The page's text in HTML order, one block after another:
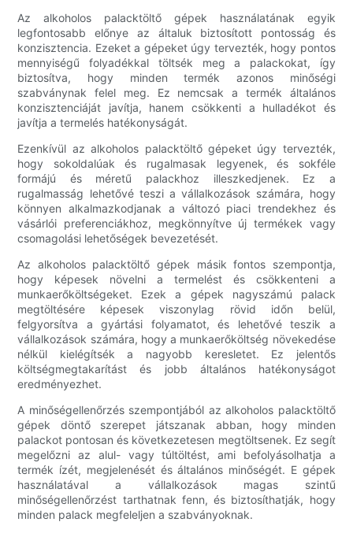
Az alkoholos palacktöltő gépek használatának egyik
legfontosabb előnye az általuk biztosított pontosság és
konzisztencia. Ezeket a gépeket úgy tervezték, hogy pontos
mennyiségű folyadékkal töltsék meg a palackokat, így
biztosítva, hogy minden termék azonos minőségi
szabványnak felel meg. Ez nemcsak a termék általános
konzisztenciáját javítja, hanem csökkenti a hulladékot és
javítja a termelés hatékonyságát.
Ezenkívül az alkoholos palacktöltő gépeket úgy tervezték,
hogy sokoldalúak és rugalmasak legyenek, és sokféle
formájú és méretű palackhoz illeszkedjenek. Ez a
rugalmasság lehetővé teszi a vállalkozások számára, hogy
könnyen alkalmazkodjanak a változó piaci trendekhez és
vásárlói preferenciákhoz, megkönnyítve új termékek vagy
csomagolási lehetőségek bevezetését.
Az alkoholos palacktöltő gépek másik fontos szempontja,
hogy képesek növelni a termelést és csökkenteni a
munkaerőköltségeket. Ezek a gépek nagyszámú palack
megtöltésére képesek viszonylag rövid időn belül,
felgyorsítva a gyártási folyamatot, és lehetővé teszik a
vállalkozások számára, hogy a munkaerőköltség növekedése
nélkül kielégítsék a nagyobb keresletet. Ez jelentős
költségmegtakarítást és jobb általános hatékonyságot
eredményezhet.
A minőségellenőrzés szempontjából az alkoholos palacktöltő
gépek döntő szerepet játszanak abban, hogy minden
palackot pontosan és következetesen megtöltsenek. Ez segít
megelőzni az alul- vagy túltöltést, ami befolyásolhatja a
termék ízét, megjelenését és általános minőségét. E gépek
használatával a vállalkozások magas szintű
minőségellenőrzést tarthatnak fenn, és biztosíthatják, hogy
minden palack megfeleljen a szabványoknak.